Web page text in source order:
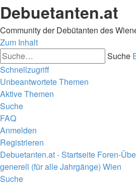
Debuetanten.at
Community der Debütanten des
Zum Inhalt
Suche
Schnellzugriff
Unbeantwortete Themen
Aktive Themen
Suche
FAQ
Anmelden
Registrieren
Debuetanten.at - Startseite Foren-
generell (für alle Jahrgänge) Wien
Suche